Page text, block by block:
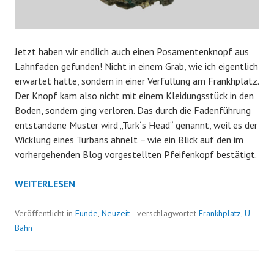
Jetzt haben wir endlich auch einen Posamentenknopf aus
Lahnfaden gefunden! Nicht in einem Grab, wie ich eigentlich
erwartet hätte, sondern in einer Verfüllung am Frankhplatz.
Der Knopf kam also nicht mit einem Kleidungsstück in den
Boden, sondern ging verloren. Das durch die Fadenführung
entstandene Muster wird „Turk´s Head“ genannt, weil es der
Wicklung eines Turbans ähnelt − wie ein Blick auf den im
vorhergehenden Blog vorgestellten Pfeifenkopf bestätigt.
FADENSPIELE
WEITERLESEN
Veröffentlicht in Funde, Neuzeit verschlagwortet Frankhplatz, U-
Bahn